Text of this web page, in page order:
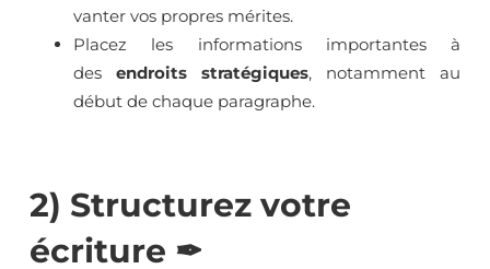
vanter vos propres mérites.
Placez les informations importantes à
des endroits stratégiques, notamment au
début de chaque paragraphe.
2) Structurez votre
écriture ✒